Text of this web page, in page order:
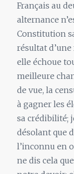
Français au
alternance
Constitution
résultat
elle échoue
meilleure
de vue, la
à gagner les
sa crédibilité;
désolant que
l’inconnu en
ne dis cela